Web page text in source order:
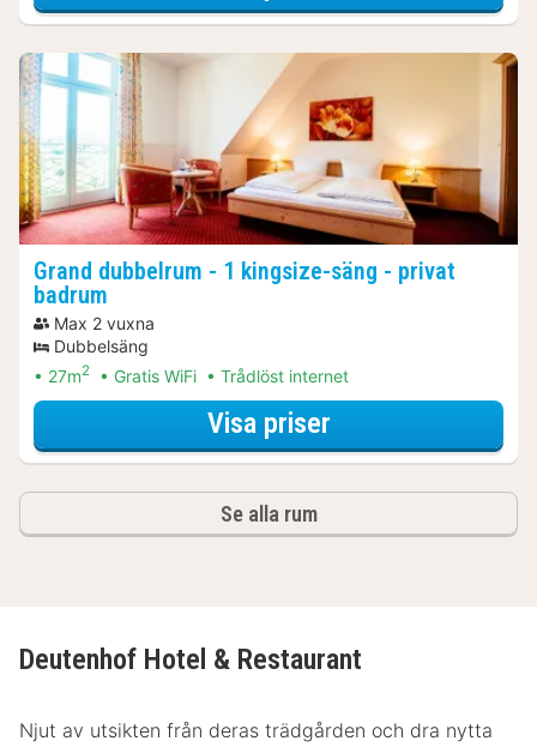
Grand dubbelrum - 1 kingsize-säng - privat
badrum
Max 2 vuxna
Dubbelsäng
27m2 Gratis WiFi Trådlöst internet
Visa priserför Grand
Se alla rum
Deutenhof Hotel & Restaurant
Njut av utsikten från deras trädgården och dra nytta